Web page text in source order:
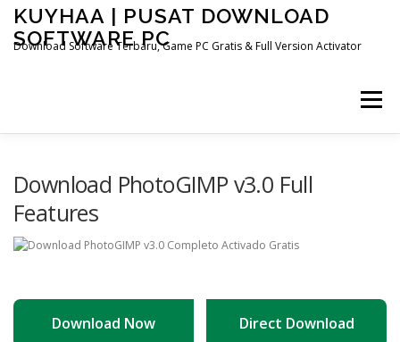
Skip
content
KUYHAA | PUSAT DOWNLOAD
SOFTWARE PC
Download Software Terbaru, Game PC Gratis & Full Version Activator
Menu
Download PhotoGIMP v3.0 Full
Features
Download Now Direct Download